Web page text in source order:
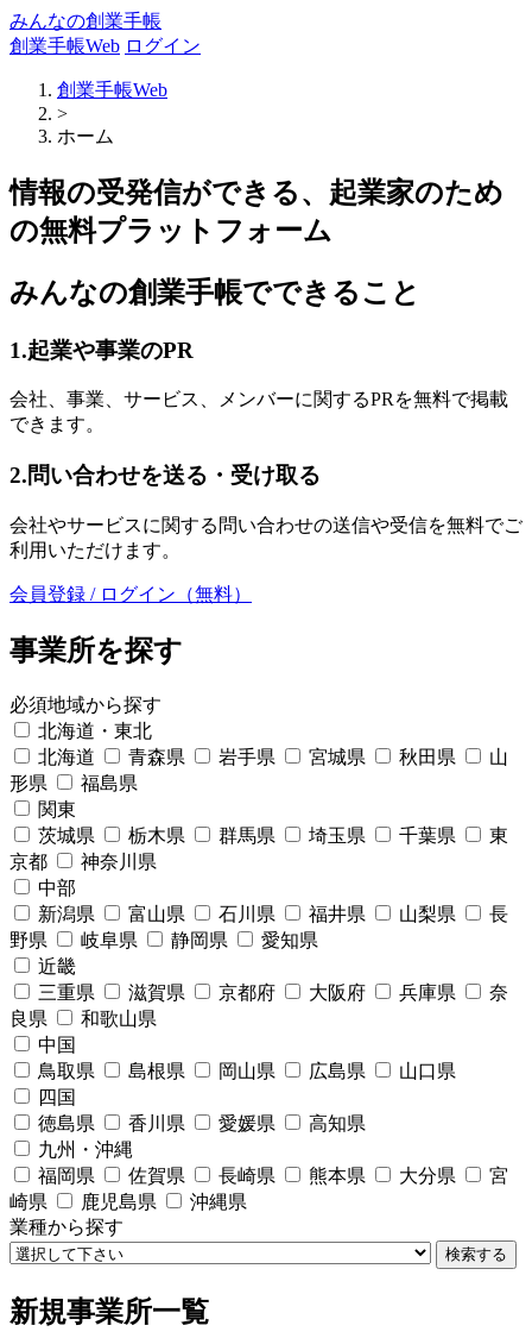
みんなの創業手帳
創業手帳Web ログイン
創業手帳Web
>
ホーム
情報の受発信ができる、起業家のため
の無料プラットフォーム
みんなの創業手帳でできること
1.起業や事業のPR
会社、事業、サービス、メンバーに関するPRを無料で掲載
できます。
2.問い合わせを送る・受け取る
会社やサービスに関する問い合わせの送信や受信を無料でご
利用いただけます。
会員登録 / ログイン（無料）
事業所を探す
必須地域から探す
北海道・東北
北海道
青森県 岩手県 宮城県 秋田県
山
形県
福島県
関東
茨城県
栃木県 群馬県 埼玉県 千葉県
東
京都
神奈川県
中部
新潟県
富山県 石川県 福井県 山梨県
長
野県
岐阜県 静岡県
愛知県
近畿
三重県
滋賀県 京都府 大阪府 兵庫県
奈
良県
和歌山県
中国
鳥取県
島根県 岡山県 広島県
山口県
四国
徳島県
香川県 愛媛県
高知県
九州・沖縄
福岡県
佐賀県 長崎県 熊本県 大分県
宮
崎県
鹿児島県
沖縄県
業種から探す
検索する
新規事業所一覧